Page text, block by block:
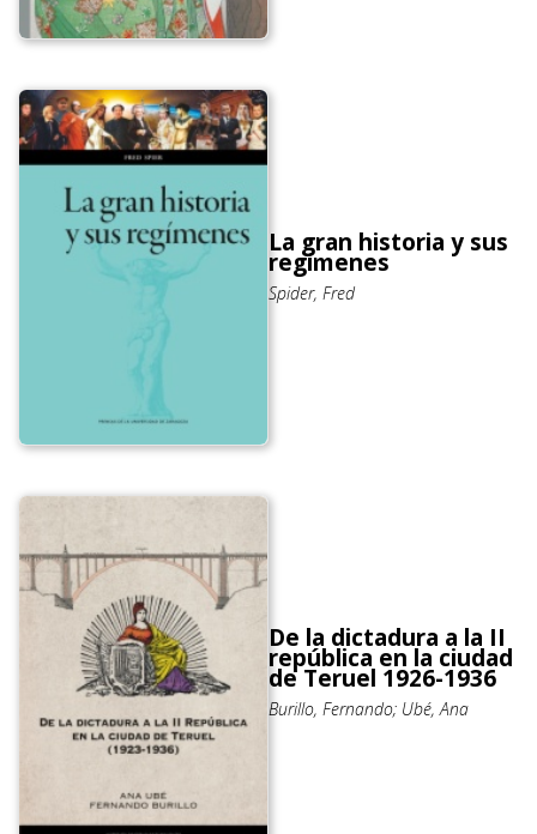
La gran historia y sus
regímenes
Spider, Fred
De la dictadura a la II
república en la ciudad
de Teruel 1926-1936
Burillo, Fernando; Ubé, Ana